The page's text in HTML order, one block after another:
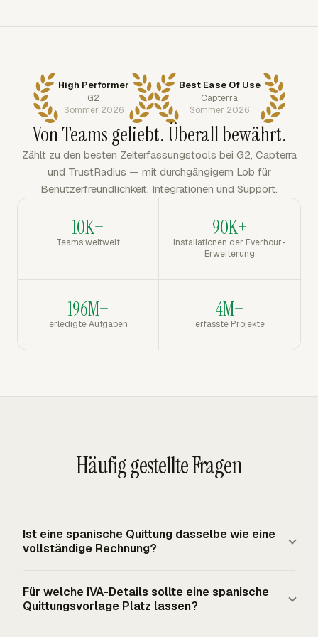
High Performer
G2
Sommer 2026
Best Ease Of Use
Capterra
Sommer 2026
Von Teams geliebt. Überall bewährt.
Zählt zu den besten Zeiterfassungstools bei G2, Capterra
und TrustRadius — mit durchgängigem Lob für
Benutzerfreundlichkeit, Integrationen und Support.
10K+
Teams weltweit
90K+
Installationen der Everhour-
Erweiterung
196M+
erledigte Aufgaben
4M+
erfasste Projekte
Häufig gestellte Fragen
Ist eine spanische Quittung dasselbe wie eine
vollständige Rechnung?
spanische vollständige Rechnung die steuerpflichtige
Transaktion nach dem Königlichen Dekret 1619/2012
Für welche IVA-Details sollte eine spanische
Quittungsvorlage Platz lassen?